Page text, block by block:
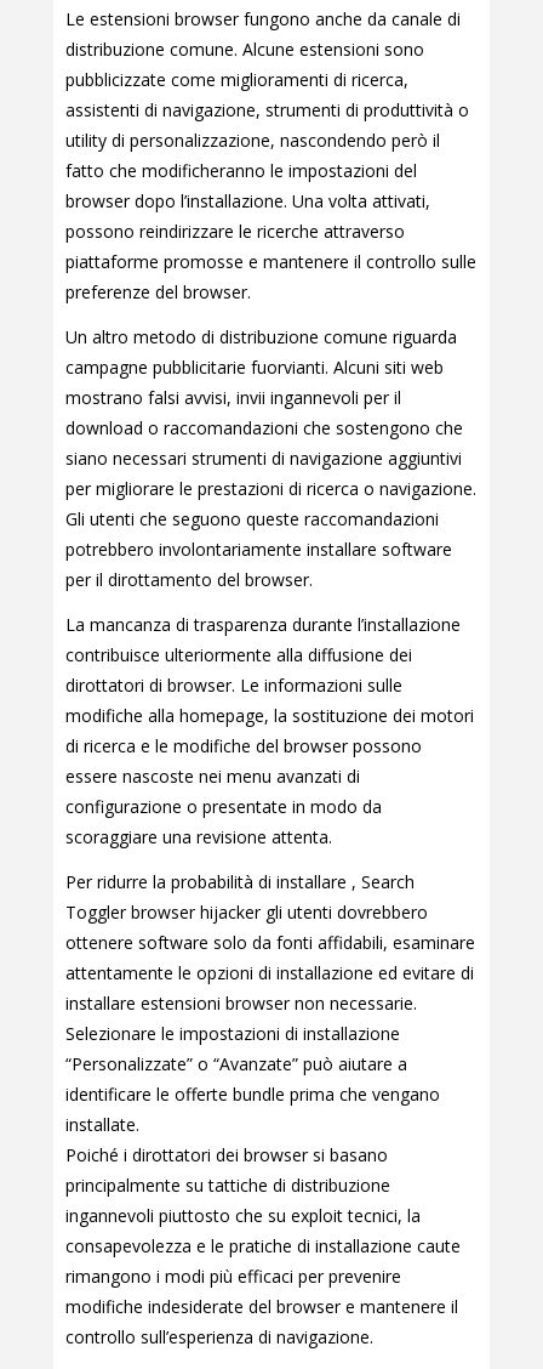
Le estensioni browser fungono anche da canale di
distribuzione comune. Alcune estensioni sono
pubblicizzate come miglioramenti di ricerca,
assistenti di navigazione, strumenti di produttività o
utility di personalizzazione, nascondendo però il
fatto che modificheranno le impostazioni del
browser dopo l’installazione. Una volta attivati,
possono reindirizzare le ricerche attraverso
piattaforme promosse e mantenere il controllo sulle
preferenze del browser.
Un altro metodo di distribuzione comune riguarda
campagne pubblicitarie fuorvianti. Alcuni siti web
mostrano falsi avvisi, invii ingannevoli per il
download o raccomandazioni che sostengono che
siano necessari strumenti di navigazione aggiuntivi
per migliorare le prestazioni di ricerca o navigazione.
Gli utenti che seguono queste raccomandazioni
potrebbero involontariamente installare software
per il dirottamento del browser.
La mancanza di trasparenza durante l’installazione
contribuisce ulteriormente alla diffusione dei
dirottatori di browser. Le informazioni sulle
modifiche alla homepage, la sostituzione dei motori
di ricerca e le modifiche del browser possono
essere nascoste nei menu avanzati di
configurazione o presentate in modo da
scoraggiare una revisione attenta.
Per ridurre la probabilità di installare , Search
Toggler browser hijacker gli utenti dovrebbero
ottenere software solo da fonti affidabili, esaminare
attentamente le opzioni di installazione ed evitare di
installare estensioni browser non necessarie.
Selezionare le impostazioni di installazione
“Personalizzate” o “Avanzate” può aiutare a
identificare le offerte bundle prima che vengano
installate.
Poiché i dirottatori dei browser si basano
principalmente su tattiche di distribuzione
ingannevoli piuttosto che su exploit tecnici, la
consapevolezza e le pratiche di installazione caute
rimangono i modi più efficaci per prevenire
modifiche indesiderate del browser e mantenere il
controllo sull’esperienza di navigazione.